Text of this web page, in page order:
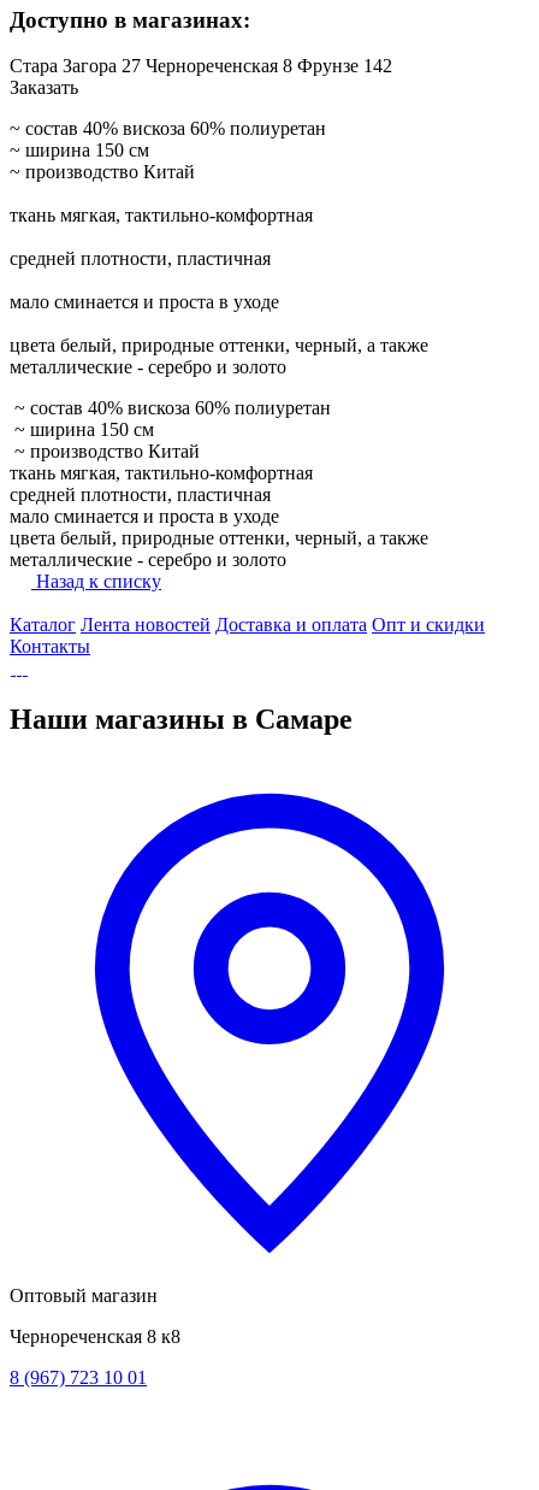
Доступно в магазинах:
Стара Загора 27 Чернореченская 8 Фрунзе 142
Заказать
~ состав 40% вискоза 60% полиуретан
~ ширина 150 см
~ производство Китай
ткань мягкая, тактильно-комфортная
средней плотности, пластичная
мало сминается и проста в уходе
цвета белый, природные оттенки, черный, а также
металлические - серебро и золото
~ состав 40% вискоза 60% полиуретан
~ ширина 150 см
~ производство Китай
ткань мягкая, тактильно-комфортная
средней плотности, пластичная
мало сминается и проста в уходе
цвета белый, природные оттенки, черный, а также
металлические - серебро и золото
Назад к списку
Каталог Лента новостей Доставка и оплата Опт и скидки
Контакты
Наши магазины в Самаре
Оптовый магазин
Чернореченская 8 к8
8 (967) 723 10 01